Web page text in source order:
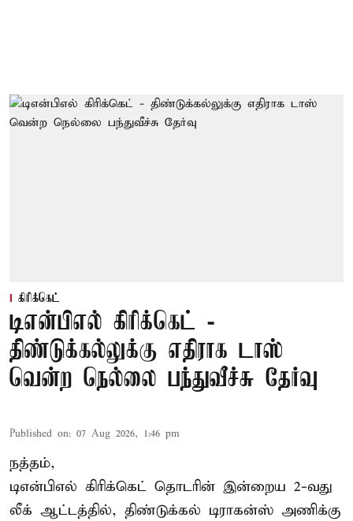
கிரிக்கெட்
டிஎன்பிஎல் கிரிக்கெட் -
திண்டுக்கல்லுக்கு எதிராக டாஸ்
வென்ற நெல்லை பந்துவீச்சு தேர்வு
Published on: 07 Aug 2026, 1:46 pm
நத்தம்,
டிஎன்பிஎல் கிரிக்கெட் தொடரின் இன்றைய 2-வது
லீக் ஆட்டத்தில், திண்டுக்கல் டிராகன்ஸ் அணிக்கு